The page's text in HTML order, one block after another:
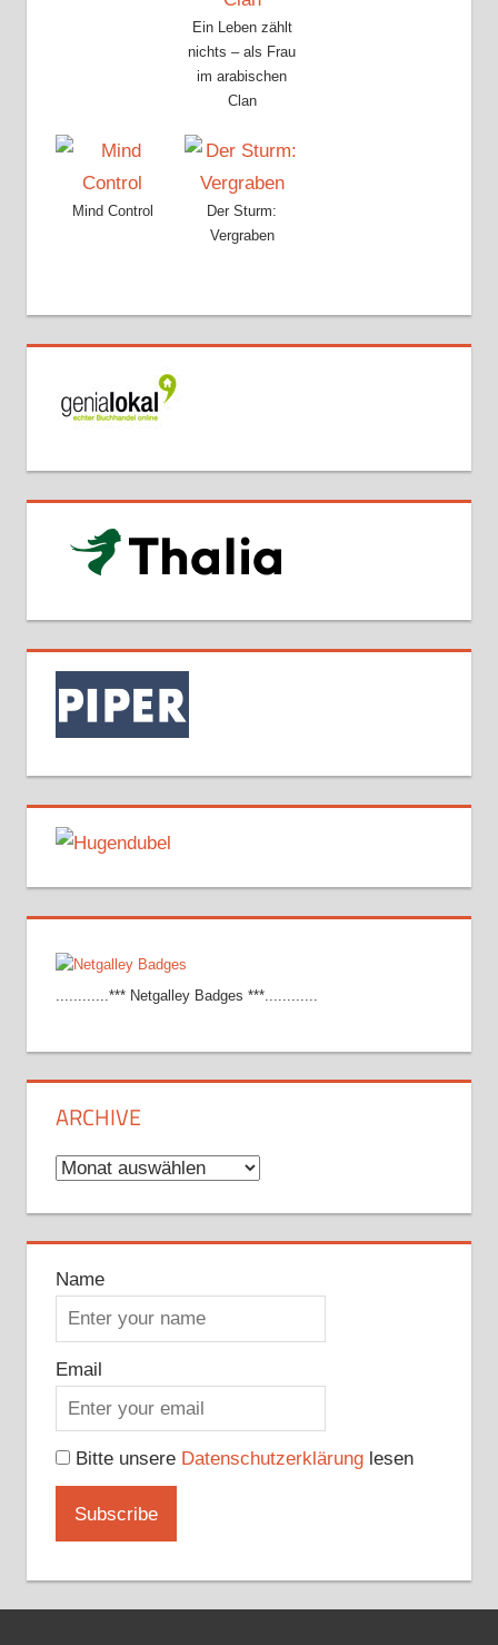
Ein Leben zählt
nichts – als Frau
im arabischen
Clan
Mind Control
Der Sturm:
Vergraben
............*** Netgalley Badges ***............
ARCHIVE
Archive
Name
Email
Bitte unsere Datenschutzerklärunglesen